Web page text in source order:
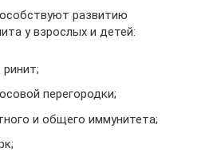
развитию
у взрослых и детей:
ринит;
перегородки;
и общего иммунитета;